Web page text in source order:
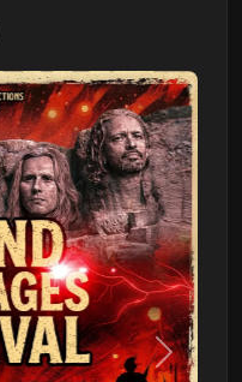
Następny